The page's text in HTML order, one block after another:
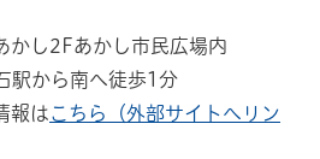
かし2Fあかし市民広場内
駅から南へ徒歩1分
報はこちら（外部サイトへリン